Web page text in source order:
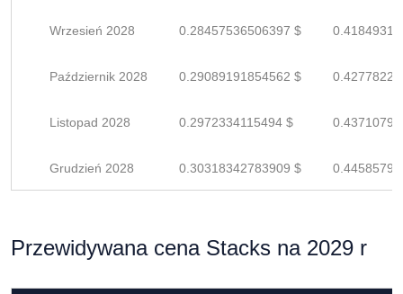
Wrzesień 2028 0.28457536506397 $
Październik 2028 0.29089191854562 $
Listopad 2028 0.2972334115494 $
Grudzień 2028 0.30318342783909 $
Przewidywana cena Stacks na 2029 r